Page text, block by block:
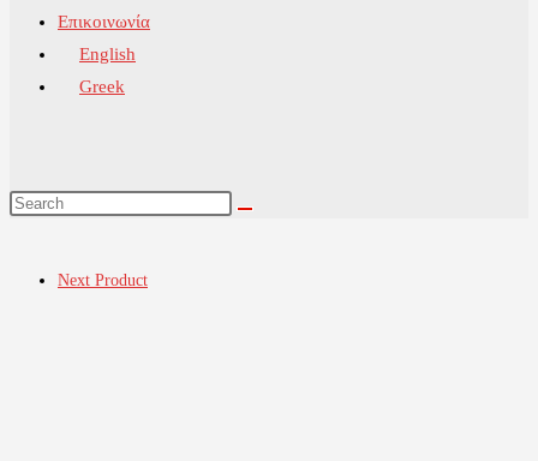
Επικοινωνία
English
Greek
Next Product